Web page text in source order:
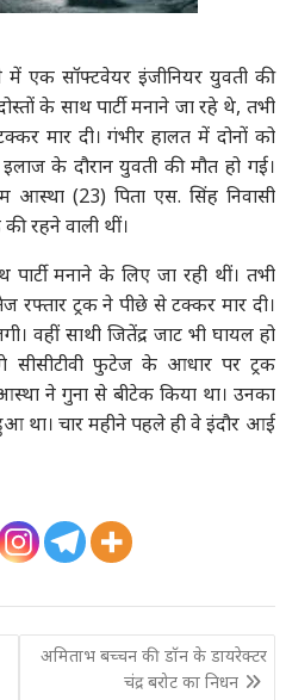
में एक सॉफ्टवेयर इंजीनियर युवती की
के साथ पार्टी मनाने जा रहे थे, तभी
मार दी। गंभीर हालत में दोनों को
के दौरान युवती की मौत हो गई।
(23) पिता एस. सिंह निवासी
रहने वाली थीं।
मनाने के लिए जा रही थीं। तभी
रफ्तार ट्रक ने पीछे से टक्कर मार दी।
वहीं साथी जितेंद्र जाट भी घायल हो
फुटेज के आधार पर ट्रक
ने गुना से बीटेक किया था। उनका
था। चार महीने पहले ही वे इंदौर आई
अमिताभ बच्चन की डॉन के डायरेक्टर
चंद्र बरोट का निधन